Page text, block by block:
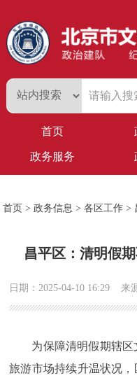
首页
政务服务
首页 >政务信息 >各区工作 >
昌平区：清明假
日期：2025-04-10 16:29 来
为保障清明假期辖
旅游市场持续升温状况